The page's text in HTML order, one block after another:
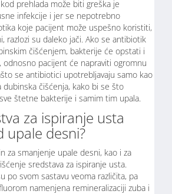
prehlada može biti greška je
infekcije i jer se nepotrebno
koje pacijent može uspešno koristiti,
razlozi su daleko jači. Ako se antibiotik
čišćenjem, bakterije će opstati i
pacijent će napraviti ogromnu
se antibiotici upotrebljavaju samo kao
dubinska čišćenja, kako bi se što
štetne bakterije i samim tim upala.
za ispiranje usta
upale desni?
za smanjenje upale desni, kao i za
sredstava za ispiranje usta.
po svom sastavu veoma različita, pa
namenjena remineralizaciji zuba i